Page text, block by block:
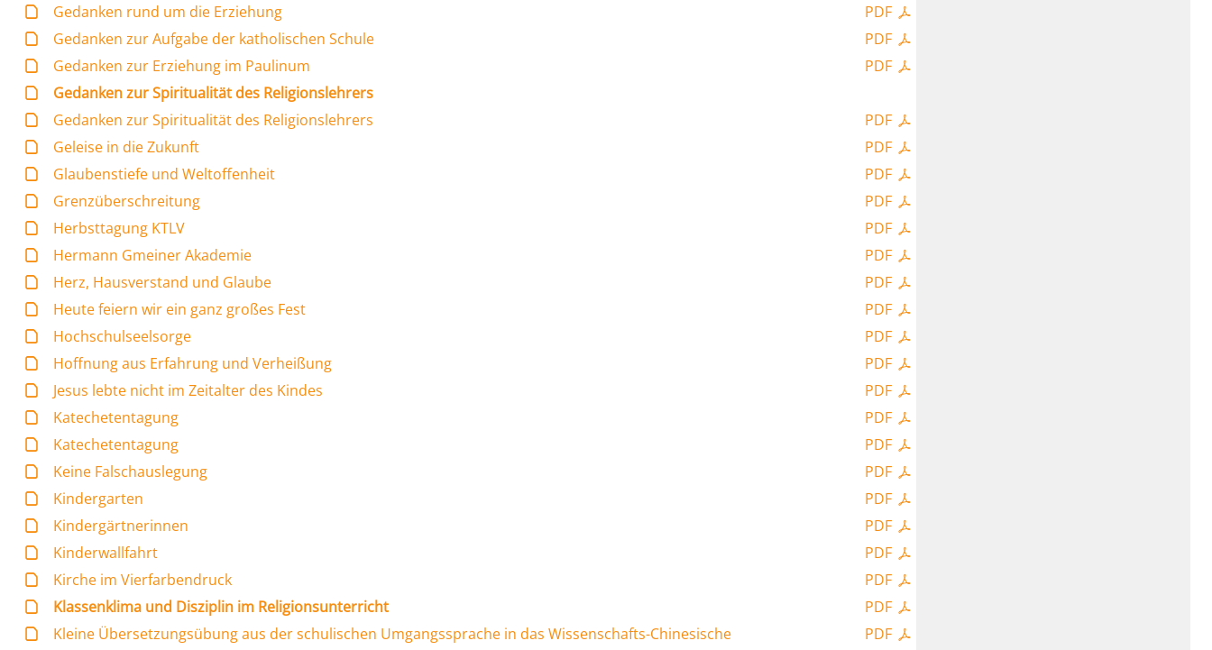
PDF
Gedanken rund um die Erziehung
PDF
Gedanken zur Aufgabe der katholischen Schule
PDF
Gedanken zur Erziehung im Paulinum
Gedanken zur Spiritualität des Religionslehrers
PDF
Gedanken zur Spiritualität des Religionslehrers
PDF
Geleise in die Zukunft
PDF
Glaubenstiefe und Weltoffenheit
PDF
Grenzüberschreitung
PDF
Herbsttagung KTLV
PDF
Hermann Gmeiner Akademie
PDF
Herz, Hausverstand und Glaube
PDF
Heute feiern wir ein ganz großes Fest
PDF
Hochschulseelsorge
PDF
Hoffnung aus Erfahrung und Verheißung
PDF
Jesus lebte nicht im Zeitalter des Kindes
PDF
Katechetentagung
PDF
Katechetentagung
PDF
Keine Falschauslegung
PDF
Kindergarten
PDF
Kindergärtnerinnen
PDF
Kinderwallfahrt
PDF
Kirche im Vierfarbendruck
PDF
Klassenklima und Disziplin im Religionsunterricht
PDF
Kleine Übersetzungsübung aus der schulischen Umgangssprache in das Wissenschafts-Chinesische